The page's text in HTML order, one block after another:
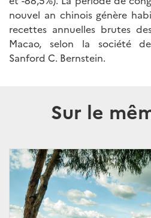
nouvel an chinois génère
recettes annuelles brutes
Macao, selon la société
Sanford C. Bernstein.
Sur le